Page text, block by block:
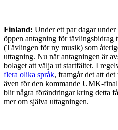
Finland: Under ett par dagar
öppen antagning för tävlingsbidrag
(Tävlingen för ny musik) som
uttagning. Nu när antagningen är
bolaget att välja ut startfältet. I
flera olika språk, framgår det att
även för den kommande UMK-
blir några förändringar kring detta
mer om själva uttagningen.